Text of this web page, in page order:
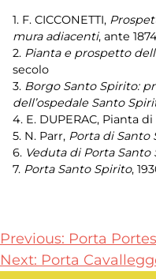
1. F. CICCONETTI,
mura adiacenti, ante
2. Pianta e prospetto
secolo
3. Borgo Santo Spirito:
dell’ospedale Santo
4. E. DUPERAC, Pianta
5. N. Parr, Porta di Santo
6. Veduta di Porta Santo
7. Porta Santo Spirito,
Navigazione
articoli
Previous: Porta
Next: Porta